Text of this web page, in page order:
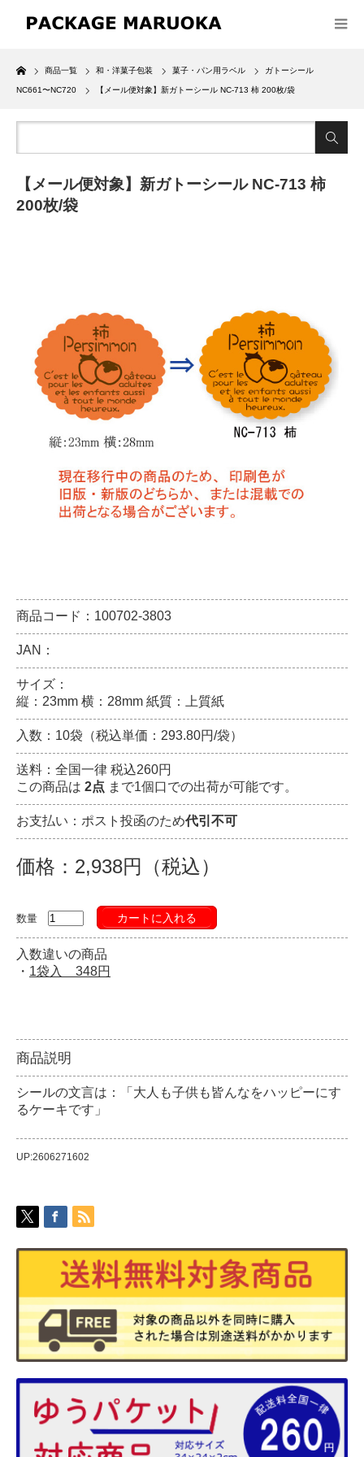
Home
商品一覧 和・洋菓子包装 菓子・パン用ラベル ガトーシール
NC661〜NC720 【メール便対象】新ガトーシール NC-713 柿 200枚/袋
【メール便対象】新ガトーシール NC-713 柿
200枚/袋
商品コード：100702-3803
JAN：
サイズ：
縦：23mm 横：28mm 紙質：上質紙
入数：10袋（税込単価：293.80円/袋）
送料：全国一律 税込260円
この商品は 2点 まで1個口での出荷が可能です。
お支払い：ポスト投函のため代引不可
価格：2,938円（税込）
数量 カートに入れる
入数違いの商品
・ 1袋入 348円
商品説明
シールの文言は：「大人も子供も皆んなをハッピーにす
るケーキです」
UP:2606271602